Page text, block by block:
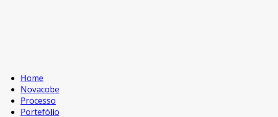
Home
Novacobe
Processo
Portefólio